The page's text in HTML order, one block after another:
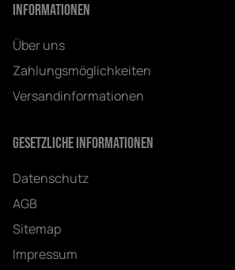
Informationen
Über uns
Zahlungsmöglichkeiten
Versandinformationen
Gesetzliche Informationen
Datenschutz
AGB
Sitemap
Impressum